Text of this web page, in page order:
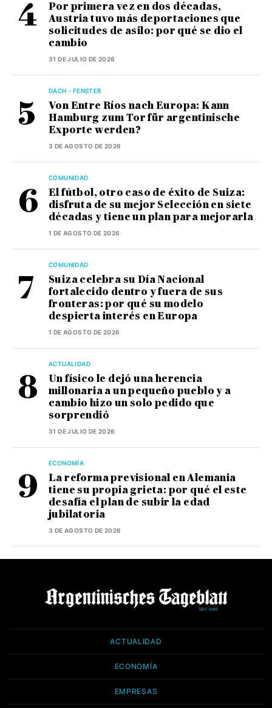
Por primera vez en dos décadas,
Austria tuvo más deportaciones que
solicitudes de asilo: por qué se dio el
cambio
31 DE JULIO DE 2026
DACH - FENSTER
Von Entre Ríos nach Europa: Kann
Hamburg zum Tor für argentinische
Exporte werden?
3 DE AGOSTO DE 2026
COMUNIDAD
El fútbol, otro caso de éxito de Suiza:
disfruta de su mejor Selección en siete
décadas y tiene un plan para mejorarla
1 DE AGOSTO DE 2026
COMUNIDAD
Suiza celebra su Día Nacional
fortalecido dentro y fuera de sus
fronteras: por qué su modelo
despierta interés en Europa
1 DE AGOSTO DE 2026
ACTUALIDAD
Un físico le dejó una herencia
millonaria a un pequeño pueblo y a
cambio hizo un solo pedido que
sorprendió
31 DE JULIO DE 2026
ECONOMÍA
La reforma previsional en Alemania
tiene su propia grieta: por qué el este
desafía el plan de subir la edad
jubilatoria
3 DE AGOSTO DE 2026
ACTUALIDAD
ECONOMÍA
EMPRESAS